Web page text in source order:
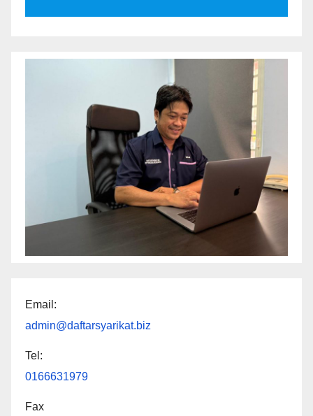
Email:
admin@daftarsyarikat.biz
Tel:
0166631979
Fax